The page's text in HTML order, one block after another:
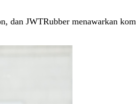
dan JWTRubber menawarkan